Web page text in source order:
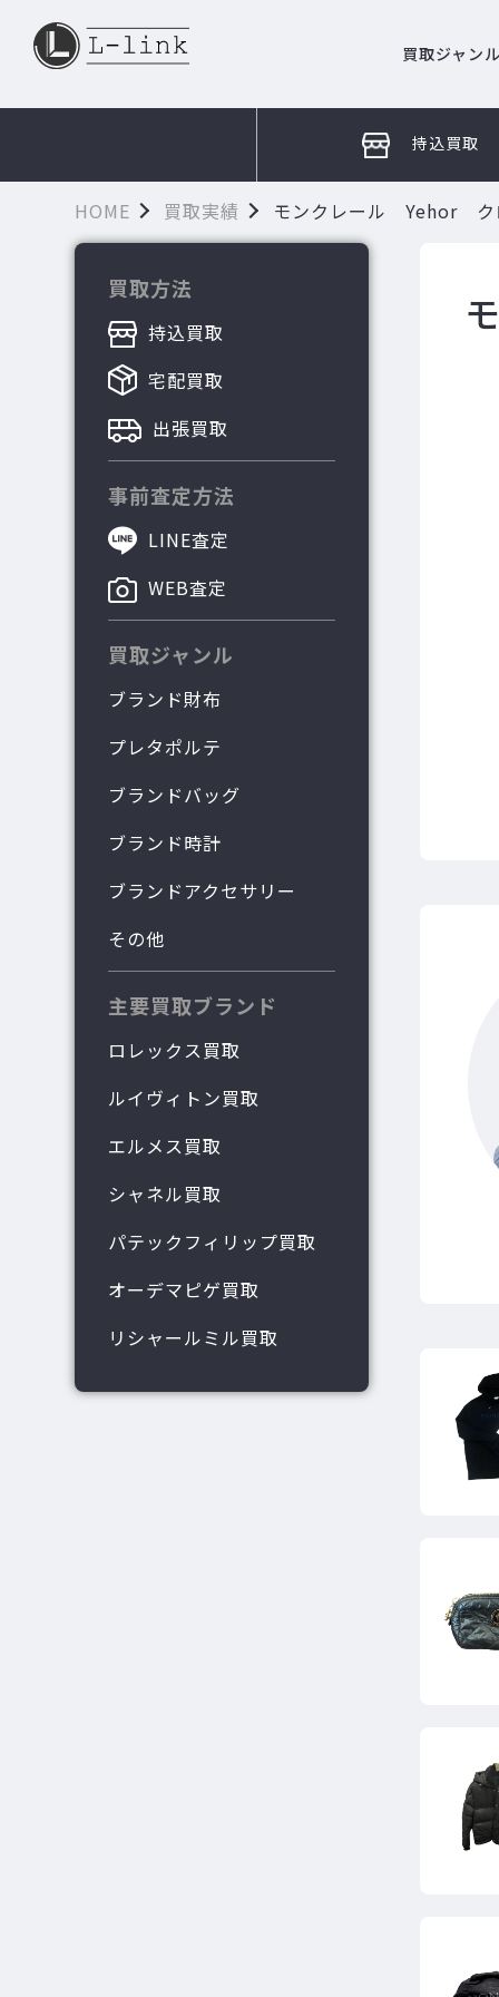
買取ジャン
持込買取
HOME 買取実績 モンクレール Yehor ク
買取方法
持込買取
宅配買取
出張買取
事前査定方法
LINE査定
WEB査定
買取ジャンル
ブランド財布
プレタポルテ
ブランドバッグ
ブランド時計
ブランドアクセサリー
その他
主要買取ブランド
ロレックス買取
ルイヴィトン買取
エルメス買取
シャネル買取
パテックフィリップ買取
オーデマピゲ買取
リシャールミル買取